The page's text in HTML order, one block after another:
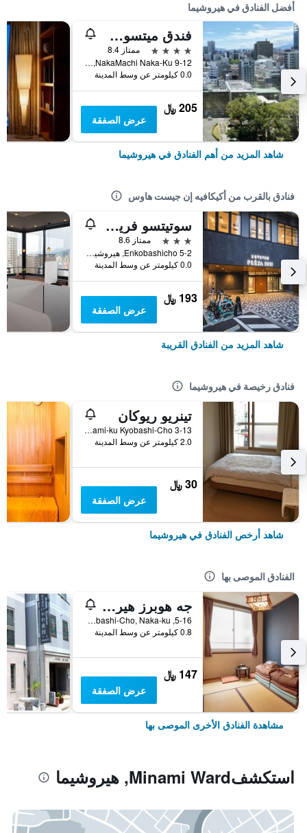
أفضل الفنادق في هيروشيما
فندق ميتسوي غاردن هيروشيما
4 نجوم
ممتاز 8.4
9-12 NakaMachi Naka-Ku, هيروشيما, اليابان
0.0 كيلومتر عن وسط المدينة
205 ﷼
عرض الصفقة
شاهد المزيد من أهم الفنادق في هيروشيما
فنادق بالقرب من أكيكافيه إن جيست هاوس
سوتيتسو فريسا إن هيروشيما
3 نجوم
ممتاز 8.6
5-2 Enkobashicho, هيروشيما, اليابان
0.0 كيلومتر عن وسط المدينة
193 ﷼
عرض الصفقة
شاهد المزيد من الفنادق القريبة
فنادق رخيصة في هيروشيما
تينريو ريوكان
Minami-ku Kyobashi-Cho 3-13, هيروشيما, اليابان
2.0 كيلومتر عن وسط المدينة
30 ﷼
عرض الصفقة
شاهد أرخص الفنادق في هيروشيما
الفنادق الموصى بها
جه هوبرز هيروشيما جيست هاوس - هوستل
5-16, Dobashi-Cho, Naka-ku, هيروشيما, اليابان
0.8 كيلومتر عن وسط المدينة
147 ﷼
عرض الصفقة
مشاهدة الفنادق الأخرى الموصى بها
استكشفMinami Ward, هيروشيما